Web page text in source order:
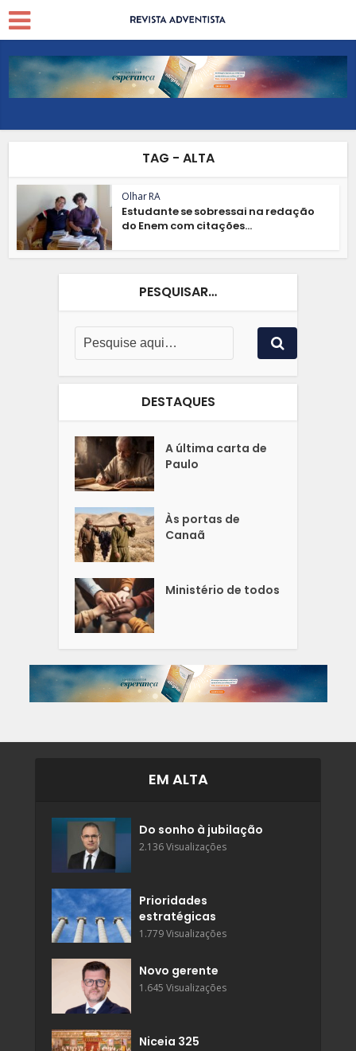
TAG - ALTA
Olhar RA
Estudante se sobressai na redação
do Enem com citações...
PESQUISAR…
DESTAQUES
A última carta de
Paulo
Às portas de
Canaã
Ministério de todos
EM ALTA
Do sonho à jubilação
2.136 Visualizações
Prioridades
estratégicas
1.779 Visualizações
Novo gerente
1.645 Visualizações
Niceia 325